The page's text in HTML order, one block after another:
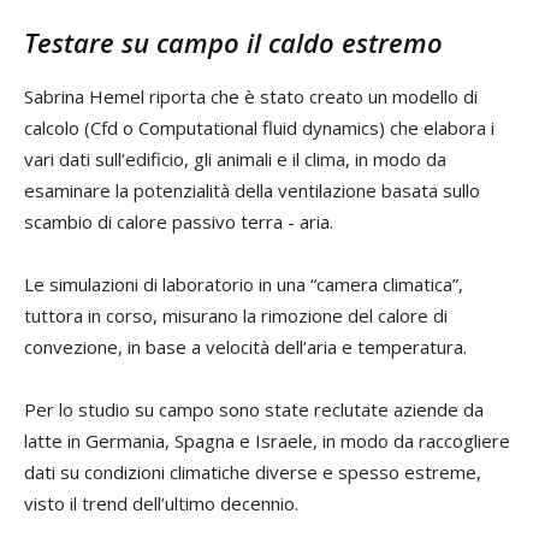
Testare su campo il caldo estremo
Sabrina Hemel riporta che è stato creato un modello di
calcolo (Cfd o Computational fluid dynamics) che elabora i
vari dati sull’edificio, gli animali e il clima, in modo da
esaminare la potenzialità della ventilazione basata sullo
scambio di calore passivo terra - aria.
Le simulazioni di laboratorio in una “camera climatica”,
tuttora in corso, misurano la rimozione del calore di
convezione, in base a velocità dell’aria e temperatura.
Per lo studio su campo sono state reclutate aziende da
latte in Germania, Spagna e Israele, in modo da raccogliere
dati su condizioni climatiche diverse e spesso estreme,
visto il trend dell’ultimo decennio.